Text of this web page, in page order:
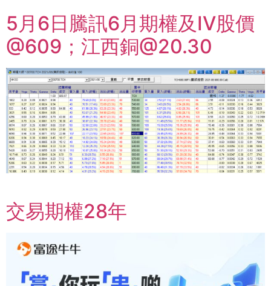
5月6日騰訊6月期權及IV股價
@609；江西銅@20.30
交易期權28年